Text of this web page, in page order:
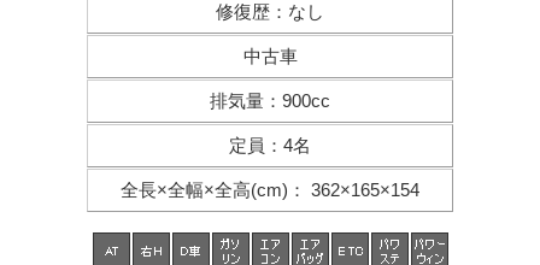
修復歴 ： なし
中古車
排気量 ： 900cc
定員 ： 4名
全長×全幅×全高(cm) ： 362×165×154